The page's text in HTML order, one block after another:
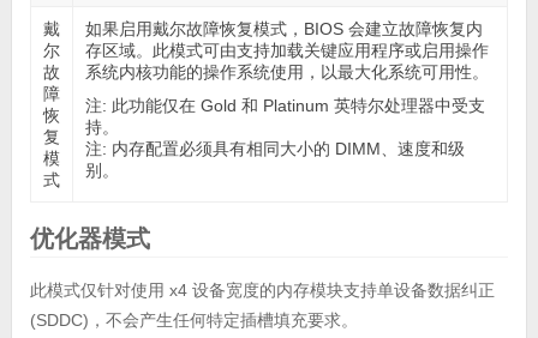
戴
尔
故
障
恢
复
模
式
如果启用戴尔故障恢复模式，BIOS 会建立故障恢复内
存区域。此模式可由支持加载关键应用程序或启用操作
系统内核功能的操作系统使用，以最大化系统可用性。
注: 此功能仅在 Gold 和 Platinum 英特尔处理器中受支
持。
注: 内存配置必须具有相同大小的 DIMM、速度和级
别。
优化器模式
此模式仅针对使用 x4 设备宽度的内存模块支持单设备数据纠正
(SDDC)，不会产生任何特定插槽填充要求。